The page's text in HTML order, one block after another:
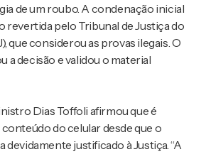
de um roubo. A condenação inicial
revertida pelo Tribunal de Justiça do
que considerou as provas ilegais. O
a decisão e validou o material
Dias Toffoli afirmou que é
do celular desde que o
justificado à Justiça. “A